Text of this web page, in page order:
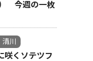
今週の一枚
川
咲くソテツフ